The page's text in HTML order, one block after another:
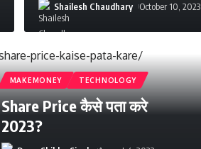
Shailesh Chaudhary October 10, 2023
MAKEMONEY TECHNOLOGY
Share Price कैसे पता करे
2023?